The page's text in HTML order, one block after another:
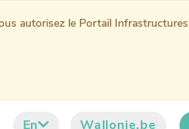
En Wallonie.be
autorisez le Portail